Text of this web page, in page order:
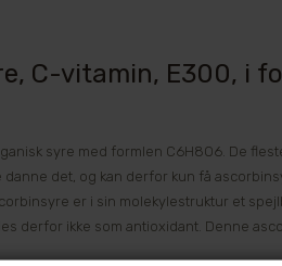
C-vitamin, E300, i
syre med formlen C6H8O6. De
danne det, og kan derfor kun få
er i sin molekylestruktur et
derfor ikke som antioxidant. Denne